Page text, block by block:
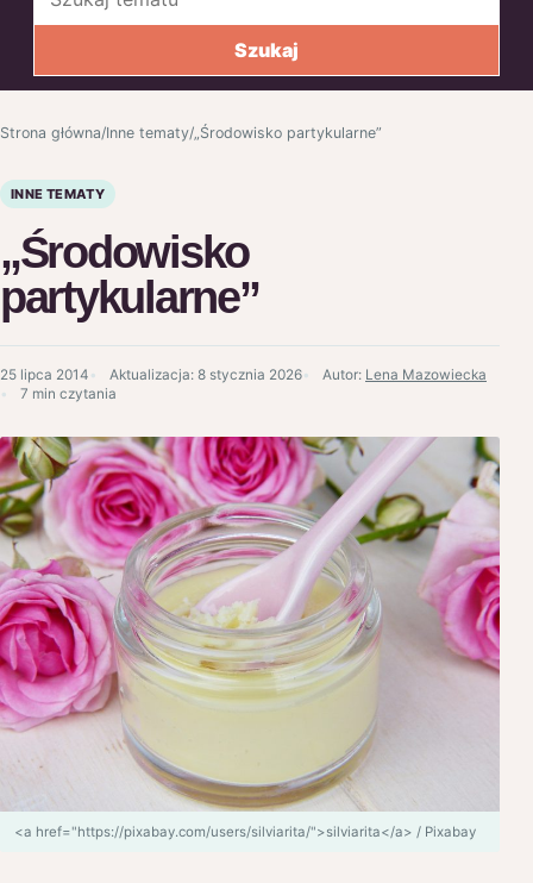
Szukaj
Strona główna/Inne tematy/ „Środowisko partykularne”
INNE TEMATY
„Środowisko
partykularne”
25 lipca 2014 Aktualizacja: 8 stycznia 2026 Autor: Lena Mazowiecka
7 min czytania
<a href="https://pixabay.com/users/silviarita/">silviarita</a> / Pixabay